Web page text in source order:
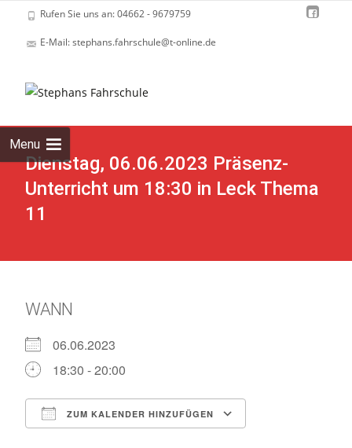
Rufen Sie uns an: 04662 - 9679759
E-Mail: stephans.fahrschule@t-online.de
Menu
Dienstag, 06.06.2023 Präsenz-
Unterricht um 18:30 in Leck Thema
11
WANN
06.06.2023
18:30 - 20:00
ZUM KALENDER HINZUFÜGEN